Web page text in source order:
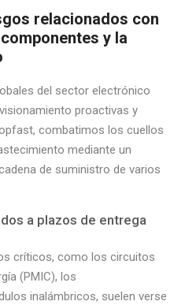
relacionados con
y la
del sector electrónico
proactivas y
combatimos los cuellos
mediante un
de suministro de varios
a plazos de entrega
críticos, como los circuitos
(PMIC), los
inalámbricos, suelen verse